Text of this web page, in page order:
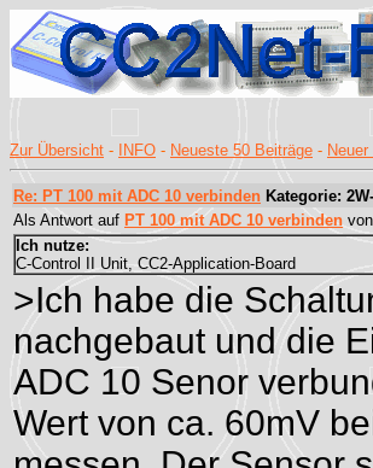
Zur Übersicht - INFO - Neueste 50 Beiträge -
Re: PT 100 mit ADC 10 verbinden Kategorie:
Als Antwort auf PT 100 mit ADC 10 verbinden von
Ich nutze:
C-Control II Unit, CC2-Application-Board
>Ich habe die
nachgebaut und die
ADC 10 Senor
Wert von ca. 60mV